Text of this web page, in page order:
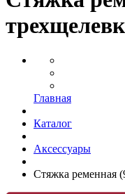
Главная
Каталог
Аксессуары
Стяжка ременная